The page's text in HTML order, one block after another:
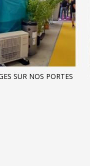
SUR NOS PORTES